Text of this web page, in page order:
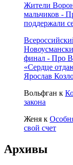
Жители
мальчиков -
поддержали
финал - Про
«Сердце
Ярослав
Вольфган к
закона
Женя к
свой счет
Архивы